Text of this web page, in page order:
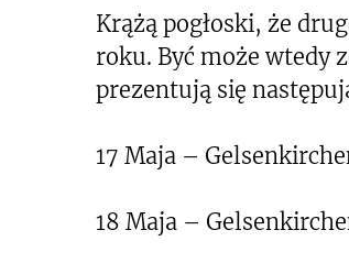
Krążą pogłoski, że
roku. Być może wtedy
prezentują się
17 Maja –
18 Maja –